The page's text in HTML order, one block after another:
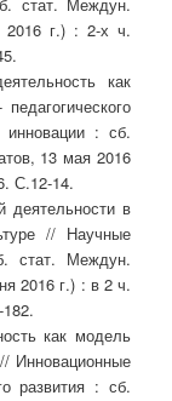
2016 г.) : 2-х ч.
как
инновации : сб.
13 мая 2016
С.12-14.
деятельности в
// Научные
стат. Междун.
2016 г.) : в 2 ч.
как модель
Инновационные
развития : сб.